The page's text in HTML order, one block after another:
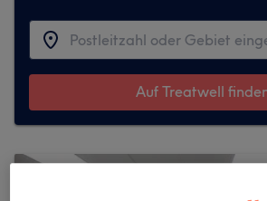
Auf Treatwell